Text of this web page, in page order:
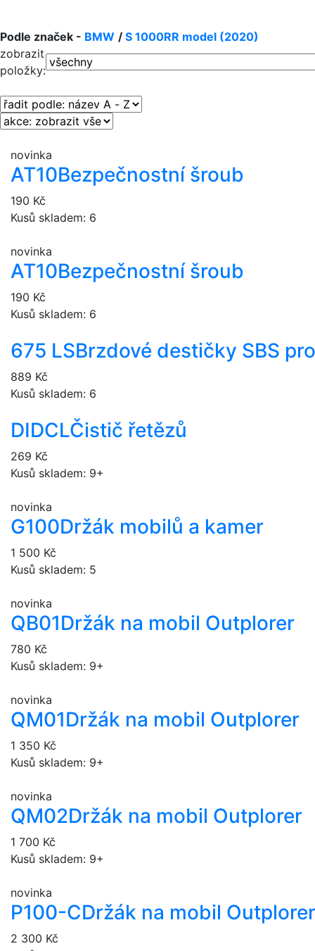
Podle značek - BMW / S 1000RR model (2020)
zobrazit
položky:
novinka
AT10Bezpečnostní šroub
190 Kč
Kusů skladem: 6
novinka
AT10Bezpečnostní šroub
190 Kč
Kusů skladem: 6
675 LSBrzdové destičky SBS
889 Kč
Kusů skladem: 6
DIDCLČistič řetězů
269 Kč
Kusů skladem: 9+
novinka
G100Držák mobilů a kamer
1 500 Kč
Kusů skladem: 5
novinka
QB01Držák na mobil Outplorer
780 Kč
Kusů skladem: 9+
novinka
QM01Držák na mobil Outplorer
1 350 Kč
Kusů skladem: 9+
novinka
QM02Držák na mobil Outplorer
1 700 Kč
Kusů skladem: 9+
novinka
P100-CDržák na mobil
2 300 Kč